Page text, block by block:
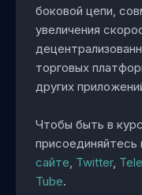
боковой цепи,
увеличения
торговых
других
Чтобы быть в
сайте, Twitter,
Tube.